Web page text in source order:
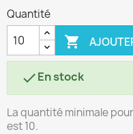
Quantité

En stock
La quantité minimale
est 10.